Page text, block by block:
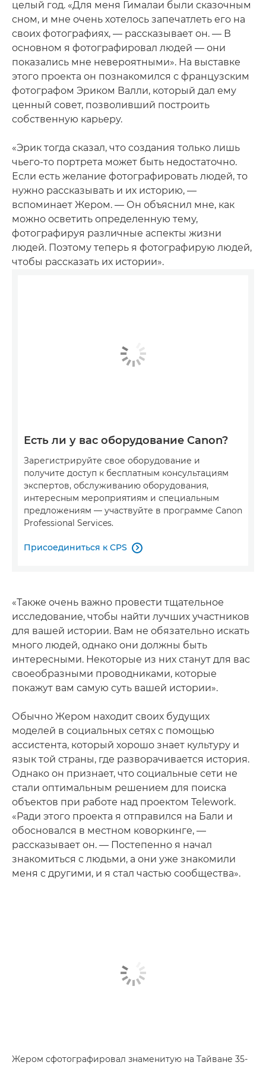
целый год. «Для меня Гималаи были сказочным
сном, и мне очень хотелось запечатлеть его на
своих фотографиях, — рассказывает он. — В
основном я фотографировал людей — они
показались мне невероятными». На выставке
этого проекта он познакомился с французским
фотографом Эриком Валли, который дал ему
ценный совет, позволивший построить
собственную карьеру.
«Эрик тогда сказал, что создания только лишь
чьего-то портрета может быть недостаточно.
Если есть желание фотографировать людей, то
нужно рассказывать и их историю, —
вспоминает Жером. — Он объяснил мне, как
можно осветить определенную тему,
фотографируя различные аспекты жизни
людей. Поэтому теперь я фотографирую людей,
чтобы рассказать их истории».
Есть ли у вас оборудование Canon?
Зарегистрируйте свое оборудование и
получите доступ к бесплатным консультациям
экспертов, обслуживанию оборудования,
интересным мероприятиям и специальным
предложениям — участвуйте в программе Canon
Professional Services.
Присоединиться к CPS 
«Также очень важно провести тщательное
исследование, чтобы найти лучших участников
для вашей истории. Вам не обязательно искать
много людей, однако они должны быть
интересными. Некоторые из них станут для вас
своеобразными проводниками, которые
покажут вам самую суть вашей истории».
Обычно Жером находит своих будущих
моделей в социальных сетях с помощью
ассистента, который хорошо знает культуру и
язык той страны, где разворачивается история.
Однако он признает, что социальные сети не
стали оптимальным решением для поиска
объектов при работе над проектом Telework.
«Ради этого проекта я отправился на Бали и
обосновался в местном коворкинге, —
рассказывает он. — Постепенно я начал
знакомиться с людьми, а они уже знакомили
меня с другими, и я стал частью сообщества».
Жером сфотографировал знаменитую на Тайване 35-